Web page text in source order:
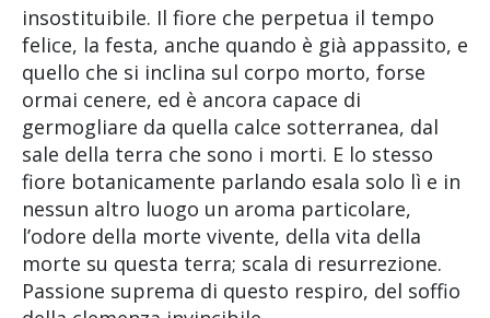
insostituibile. Il fiore che perpetua il tempo
felice, la festa, anche quando è già appassito, e
quello che si inclina sul corpo morto, forse
ormai cenere, ed è ancora capace di
germogliare da quella calce sotterranea, dal
sale della terra che sono i morti. E lo stesso
fiore botanicamente parlando esala solo lì e in
nessun altro luogo un aroma particolare,
l’odore della morte vivente, della vita della
morte su questa terra; scala di resurrezione.
Passione suprema di questo respiro, del soffio